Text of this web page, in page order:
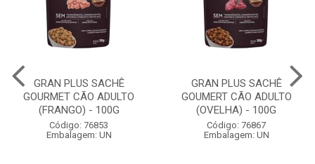
GRAN PLUS SACHÊ
GOURMET CÃO ADULTO
(FRANGO) - 100G
Código: 76853
Embalagem: UN
GRAN PLUS SACHÊ
GOUMERT CÃO ADULTO
(OVELHA) - 100G
Código: 76867
Embalagem: UN